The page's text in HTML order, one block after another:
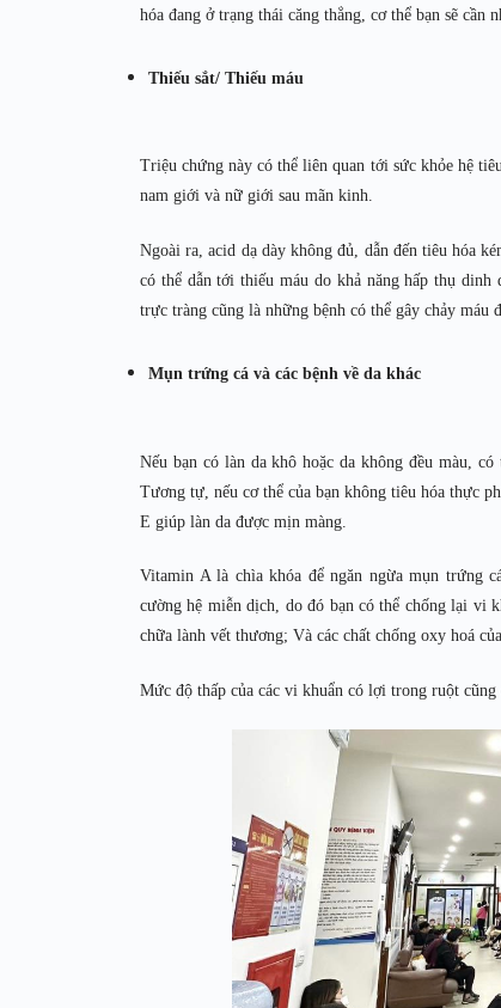
hóa đang ở trạng thái căng thẳng, cơ thể bạn sẽ
Thiếu sắt/ Thiếu máu
Triệu chứng này có thể liên quan tới sức khỏe hệ
nam giới và nữ giới sau mãn kinh.
Ngoài ra, acid dạ dày không đủ, dẫn đến tiêu hóa
có thể dẫn tới thiếu máu do khả năng hấp thụ
trực tràng cũng là những bệnh có thể gây chảy
Mụn trứng cá và các bệnh về da khác
Nếu bạn có làn da khô hoặc da không đều màu,
Tương tự, nếu cơ thể của bạn không tiêu hóa thực
E giúp làn da được mịn màng.
Vitamin A là chìa khóa để ngăn ngừa mụn trứng
cường hệ miễn dịch, do đó bạn có thể chống lại vi
chữa lành vết thương; Và các chất chống oxy hoá
Mức độ thấp của các vi khuẩn có lợi trong ruột